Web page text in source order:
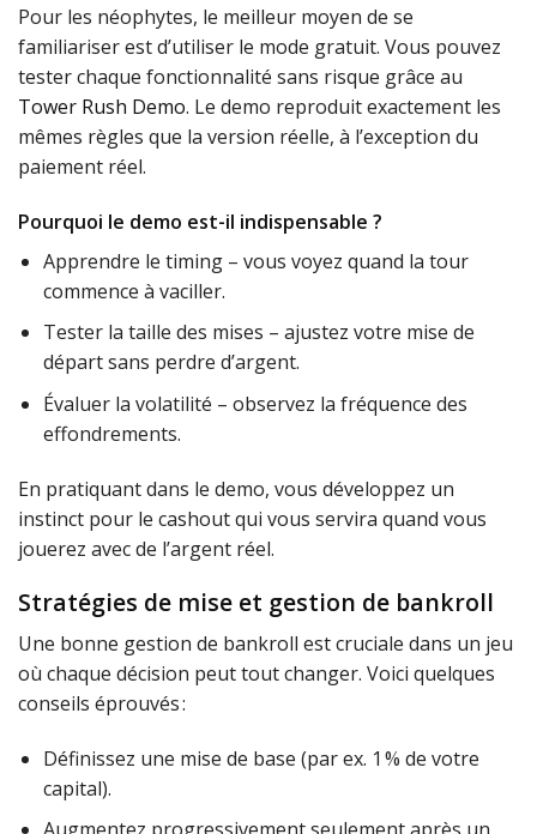
Pour les néophytes, le meilleur moyen de se
familiariser est d’utiliser le mode gratuit. Vous pouvez
tester chaque fonctionnalité sans risque grâce au
Tower Rush Demo. Le demo reproduit exactement les
mêmes règles que la version réelle, à l’exception du
paiement réel.
Pourquoi le demo est-il indispensable ?
Apprendre le timing – vous voyez quand la tour
commence à vaciller.
Tester la taille des mises – ajustez votre mise de
départ sans perdre d’argent.
Évaluer la volatilité – observez la fréquence des
effondrements.
En pratiquant dans le demo, vous développez un
instinct pour le cashout qui vous servira quand vous
jouerez avec de l’argent réel.
Stratégies de mise et gestion de bankroll
Une bonne gestion de bankroll est cruciale dans un jeu
où chaque décision peut tout changer. Voici quelques
conseils éprouvés :
Définissez une mise de base (par ex. 1 % de votre
capital).